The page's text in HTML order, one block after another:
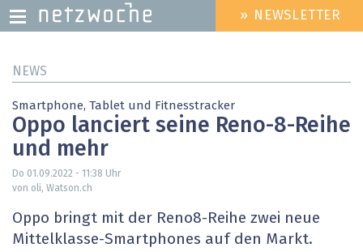
zum
HEADER
MENU
» NEWSLETTER
NEWS
Smartphone, Tablet und Fitnesstracker
Oppo lanciert seine Reno-8-Reihe
und mehr
Do 01.09.2022 - 11:38 Uhr
von oli, Watson.ch
Oppo bringt mit der Reno8-Reihe zwei neue
Mittelklasse-Smartphones auf den Markt.